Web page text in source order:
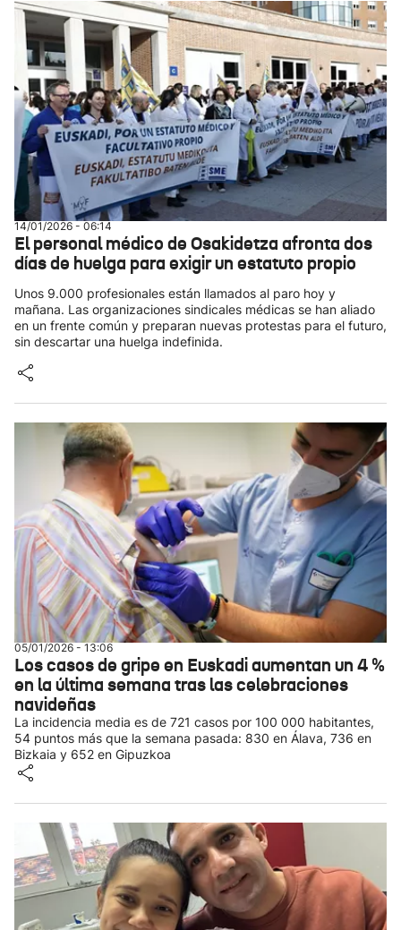
14/01/2026 - 06:14
El personal médico de Osakidetza afronta dos
días de huelga para exigir un estatuto propio
Unos 9.000 profesionales están llamados al paro hoy y
mañana. Las organizaciones sindicales médicas se han aliado
en un frente común y preparan nuevas protestas para el futuro,
sin descartar una huelga indefinida.
05/01/2026 - 13:06
Los casos de gripe en Euskadi aumentan un 4 %
en la última semana tras las celebraciones
navideñas
La incidencia media es de 721 casos por 100 000 habitantes,
54 puntos más que la semana pasada: 830 en Álava, 736 en
Bizkaia y 652 en Gipuzkoa